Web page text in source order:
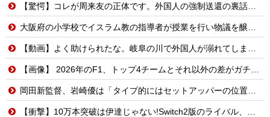
【驚愕】コレが周来友の正体です。外国人の強制送還の裏話を聞いて鳥肌が立ちました…
大阪府の小学校でイスラム教の指導者が授業を行い物議を醸す！ #大阪 #イスラム教 #モスク
【動画】よく助けられたな。岐阜の川で外国人が溺れてしまう事故。
【画像】 2026年のF1、トップ4チームとそれ以外の差がガチでエグい
岡田新監督、岩崎優は「タイプ的にはセットアッパーの位置が一番合うてる」←おーん
【衝撃】10万本突破は伊達じゃない!Switch2版のライバル、まさかのSwitch版だったw